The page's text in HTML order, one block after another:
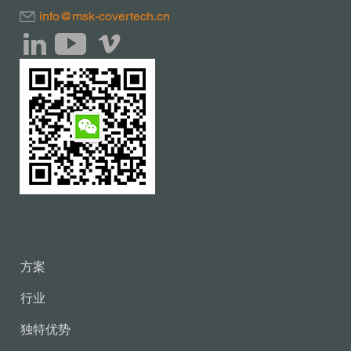
info@msk-covertech.cn
方案
行业
独特优势